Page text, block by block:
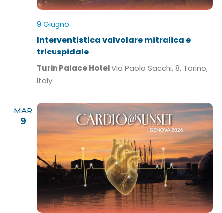
9 Giugno
Interventistica valvolare mitralica e
tricuspidale
Turin Palace HotelVia Paolo Sacchi, 8, Torino,
Italy
MAR
9